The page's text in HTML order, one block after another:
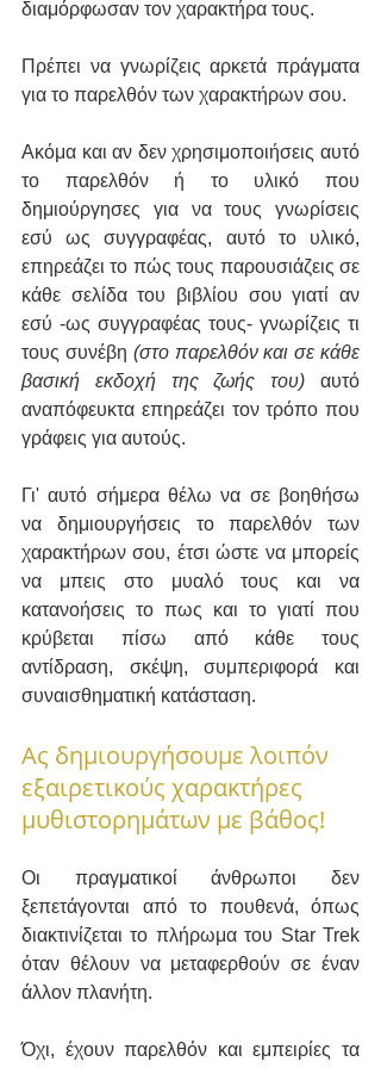
διαμόρφωσαν τον χαρακτήρα τους.
Πρέπει να γνωρίζεις αρκετά πράγματα
για το παρελθόν των χαρακτήρων σου.
Ακόμα και αν δεν χρησιμοποιήσεις αυτό
το παρελθόν ή το υλικό που
δημιούργησες για να τους γνωρίσεις
εσύ ως συγγραφέας, αυτό το υλικό,
επηρεάζει το πώς τους παρουσιάζεις σε
κάθε σελίδα του βιβλίου σου γιατί αν
εσύ -ως συγγραφέας τους- γνωρίζεις τι
τους συνέβη (στο παρελθόν και σε κάθε
βασική εκδοχή της ζωής του) αυτό
αναπόφευκτα επηρεάζει τον τρόπο που
γράφεις για αυτούς.
Γι' αυτό σήμερα θέλω να σε βοηθήσω
να δημιουργήσεις το παρελθόν των
χαρακτήρων σου, έτσι ώστε να μπορείς
να μπεις στο μυαλό τους και να
κατανοήσεις το πως και το γιατί που
κρύβεται πίσω από κάθε τους
αντίδραση, σκέψη, συμπεριφορά και
συναισθηματική κατάσταση.
Ας δημιουργήσουμε λοιπόν
εξαιρετικούς χαρακτήρες
μυθιστορημάτων με βάθος!
Οι πραγματικοί άνθρωποι δεν
ξεπετάγονται από το πουθενά, όπως
διακτινίζεται το πλήρωμα του Star Trek
όταν θέλουν να μεταφερθούν σε έναν
άλλον πλανήτη.
Όχι, έχουν παρελθόν και εμπειρίες τα